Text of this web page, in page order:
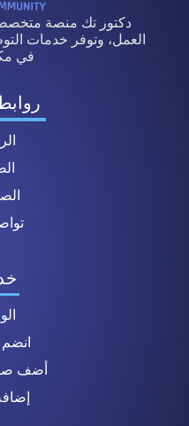
دكتور تك منصة
العمل، وتوفر خدمات
في
أضف